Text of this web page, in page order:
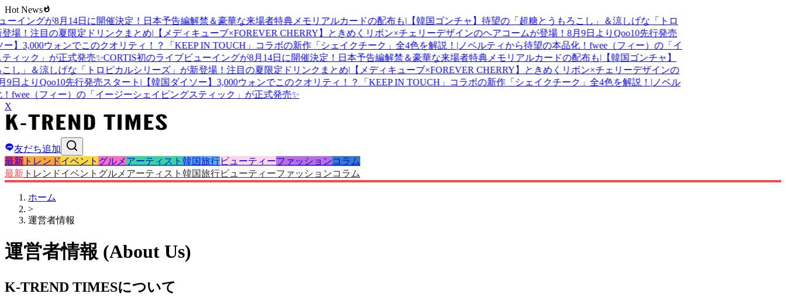
Hot News
ングが8月14日に開催決定！日本予告編解禁＆豪華な来場者特典メモリアルカードの配布も|【韓国ゴンチャ】待望の「超糖とうもろこし」＆涼しげな「トロ
！注目の夏限定ドリンクまとめ|【メディキューブ×FOREVER CHERRY】ときめくリボン×チェリーデザインのヘアコームが登場！8月9日よりQoo10先行発売
3,000ウォンでこのクオリティ！？「KEEP IN TOUCH」コラボの新作「シェイクチーク」全4色を解説！|ノベルティから待望の本品化！fwee（フィー）の「イ
ック」が正式発売✨CORTIS初のライブビューイングが8月14日に開催決定！日本予告編解禁＆豪華な来場者特典メモリアルカードの配布も|【韓国ゴンチャ】
」＆涼しげな「トロピカルシリーズ」が新登場！注目の夏限定ドリンクまとめ|【メディキューブ×FOREVER CHERRY】ときめくリボン×チェリーデザインの
りQoo10先行発売スタート|【韓国ダイソー】3,000ウォンでこのクオリティ！？「KEEP IN TOUCH」コラボの新作「シェイクチーク」全4色を解説！|ノベル
（フィー）の「イージーシェイピングスティック」が正式発売✨
X
友だち追加
最新 トレンドイベント グルメ アーティスト 韓国旅行ビューティーファッションコラム
最新 トレンドイベント グルメ アーティスト 韓国旅行ビューティーファッションコラム
ホーム
>
運営者情報
運営者情報 (About Us)
K-TREND TIMESについて